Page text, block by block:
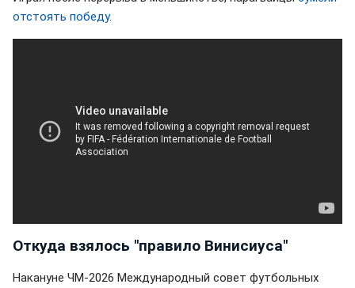
отстоять победу.
Откуда взялось "правило Винисиуса"
Накануне ЧМ-2026 Международный совет футбольных